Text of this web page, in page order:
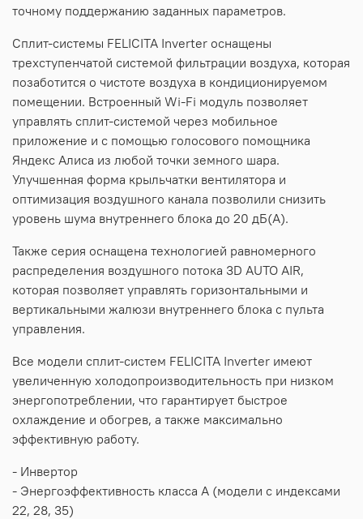
точному поддержанию заданных параметров.
Сплит-системы FELICITA Inverter оснащены
трехступенчатой системой фильтрации воздуха, которая
позаботится о чистоте воздуха в кондиционируемом
помещении. Встроенный Wi-Fi модуль позволяет
управлять сплит-системой через мобильное
приложение и с помощью голосового помощника
Яндекс Алиса из любой точки земного шара.
Улучшенная форма крыльчатки вентилятора и
оптимизация воздушного канала позволили снизить
уровень шума внутреннего блока до 20 дБ(А).
Также серия оснащена технологией равномерного
распределения воздушного потока 3D AUTO AIR,
которая позволяет управлять горизонтальными и
вертикальными жалюзи внутреннего блока с пульта
управления.
Все модели сплит-систем FELICITA Inverter имеют
увеличенную холодопроизводительность при низком
энергопотреблении, что гарантирует быстрое
охлаждение и обогрев, а также максимально
эффективную работу.
- Инвертор
- Энергоэффективность класса А (модели с индексами
22, 28, 35)